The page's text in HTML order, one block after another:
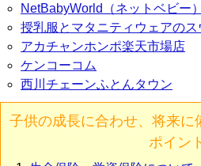
NetBabyWorld（ネットベビー）
授乳服とマタニティウェアの
アカチャンホンポ楽天市場店
ケンコーコム
西川チェーンふとんタウン
子供の成長に合わせ、将来に
ポイン